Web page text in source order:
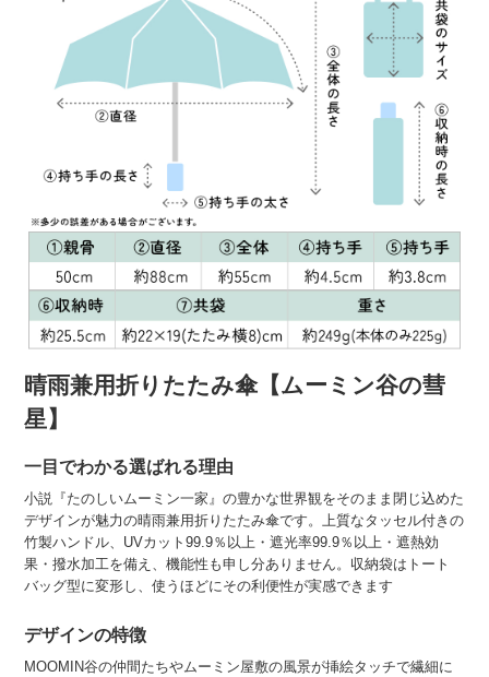
晴雨兼用折りたたみ傘【ムーミン谷の彗
星】
一目でわかる選ばれる理由
小説『たのしいムーミン一家』の豊かな世界観をそのまま閉じ込めた
デザインが魅力の晴雨兼用折りたたみ傘です。上質なタッセル付きの
竹製ハンドル、UVカット99.9％以上・遮光率99.9％以上・遮熱効
果・撥水加工を備え、機能性も申し分ありません。収納袋はトート
バッグ型に変形し、使うほどにその利便性が実感できます
デザインの特徴
MOOMIN谷の仲間たちやムーミン屋敷の風景が挿絵タッチで繊細に